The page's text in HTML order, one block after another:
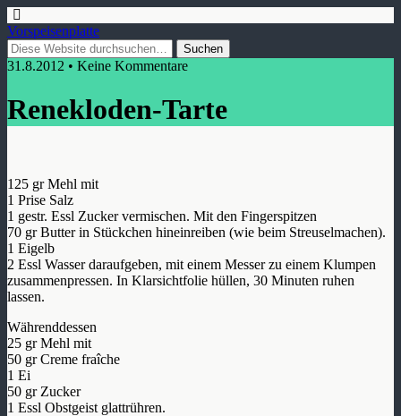
Vorspeisenplatte
31.8.2012 • Keine Kommentare
Renekloden-Tarte
125 gr Mehl mit
1 Prise Salz
1 gestr. Essl Zucker vermischen. Mit den Fingerspitzen
70 gr Butter in Stückchen hineinreiben (wie beim Streuselmachen).
1 Eigelb
2 Essl Wasser daraufgeben, mit einem Messer zu einem Klumpen
zusammenpressen. In Klarsichtfolie hüllen, 30 Minuten ruhen
lassen.
Währenddessen
25 gr Mehl mit
50 gr Creme fraîche
1 Ei
50 gr Zucker
1 Essl Obstgeist glattrühren.